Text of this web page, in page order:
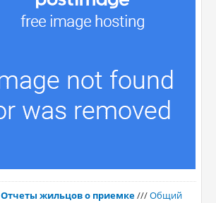
Отчеты жильцов о приемке///Общий